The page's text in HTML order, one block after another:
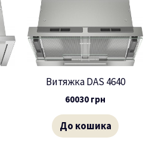
Витяжка DAS 4640
60030 грн
До кошика